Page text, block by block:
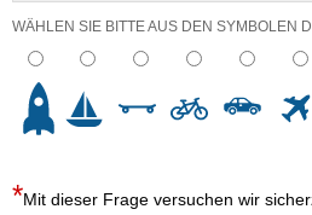
WÄHLEN SIE BITTE AUS DEN SYMBOLEN
Mit dieser Frage versuchen wir